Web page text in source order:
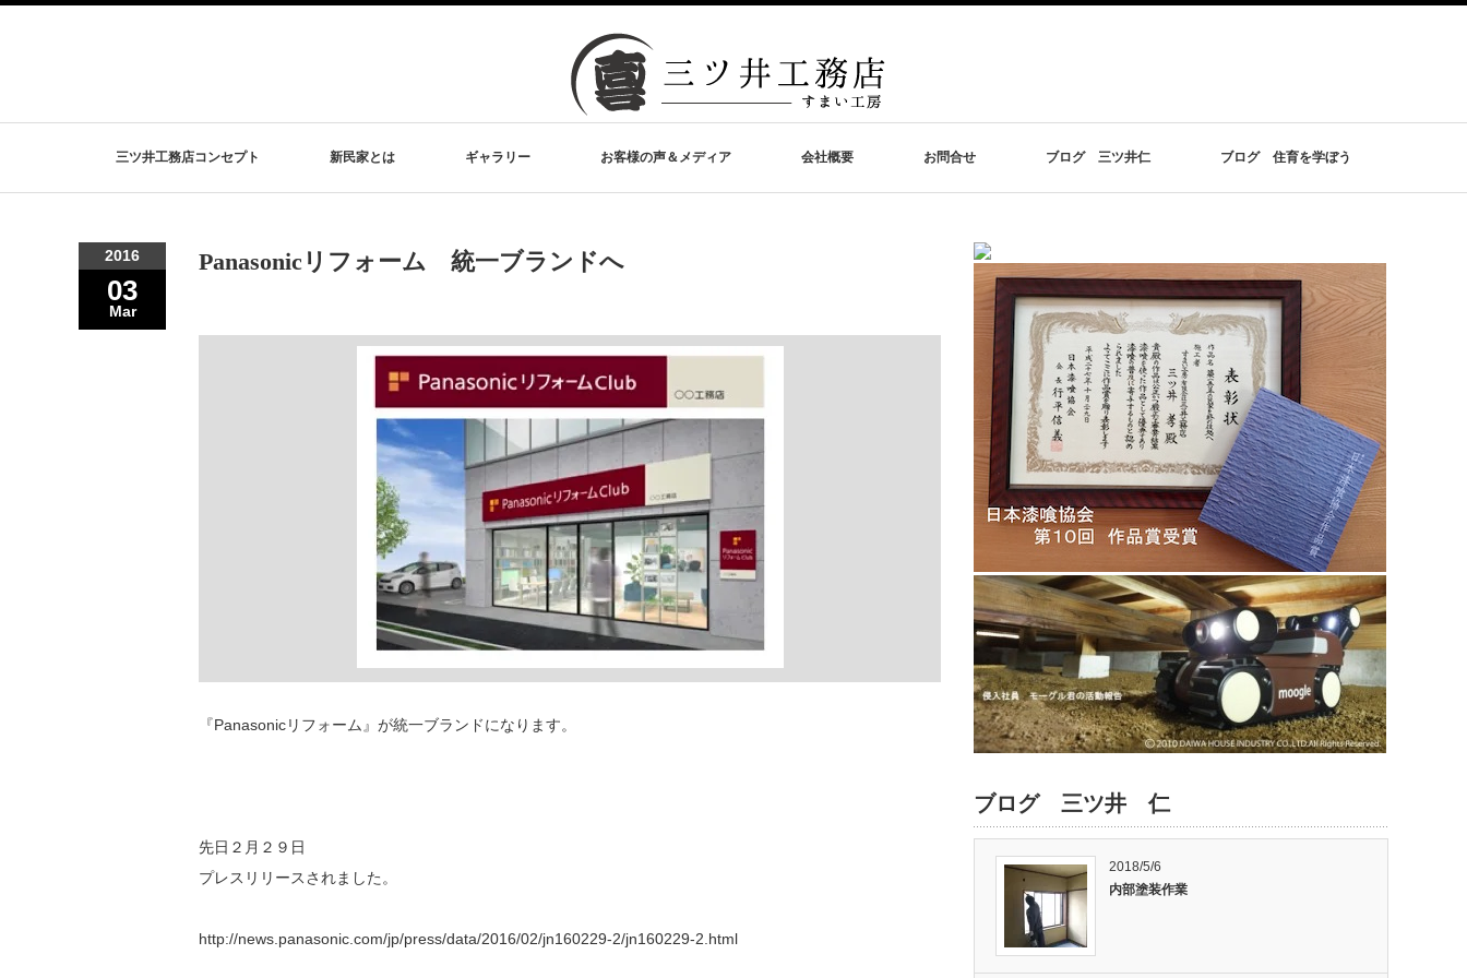
三ツ井工務店コンセプト 新民家とは ギャラリー お客様の声＆メディア 会社概要 お問合せ ブログ 三ツ井仁 ブログ 住育を学ぼう
2016
03
Mar
Panasonicリフォーム 統一ブランドへ
『Panasonicリフォーム』が統一ブランドになります。
先日２月２９日
プレスリリースされました。
http://news.panasonic.com/jp/press/data/2016/02/jn160229-2/jn160229-2.html
ブログ 三ツ井 仁
2018/5/6
内部塗装作業